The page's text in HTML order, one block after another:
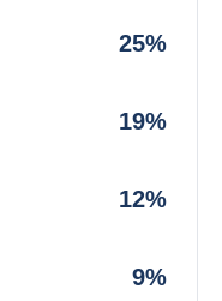
25%
19%
12%
9%